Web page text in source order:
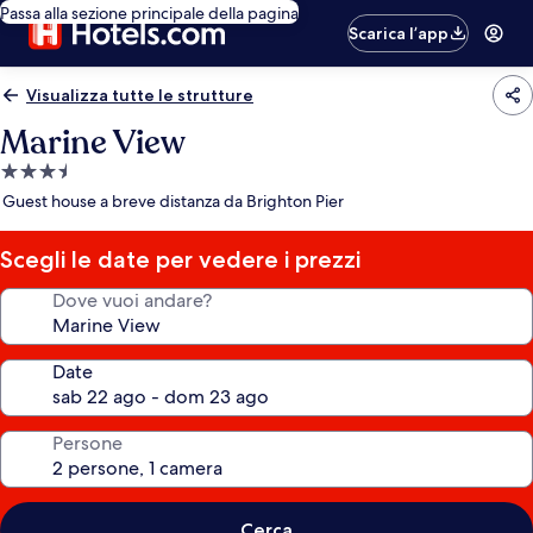
Passa alla sezione principale della pagina
Scarica l’app
Visualizza tutte le strutture
Marine View
Struttura
a
stelle
Guest house a breve distanza da Brighton Pier
Scegli le date per vedere i prezzi
Dove vuoi andare?
Date
Persone